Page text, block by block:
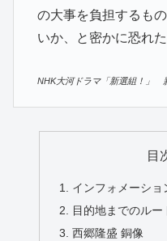
の大事を負担するも
いか、と密かに恐れた
NHK大河ドラマ「新選組！」
目
インフォメーショ
目的地までのル
西郷隆盛 銅像